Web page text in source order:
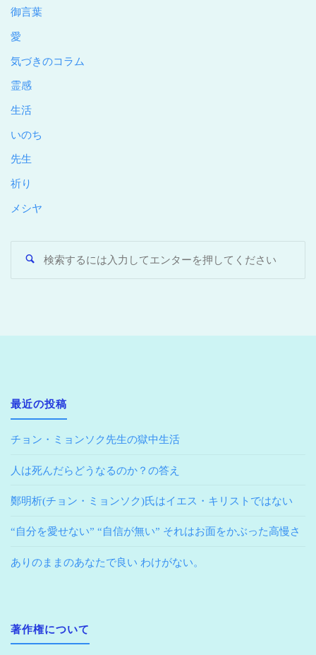
御言葉
愛
気づきのコラム
霊感
生活
いのち
先生
祈り
メシヤ
最近の投稿
チョン・ミョンソク先生の獄中生活
人は死んだらどうなるのか？の答え
鄭明析(チョン・ミョンソク)氏はイエス・キリストではない
“自分を愛せない” “自信が無い” それはお面をかぶった高慢さ
ありのままのあなたで良い わけがない。
著作権について